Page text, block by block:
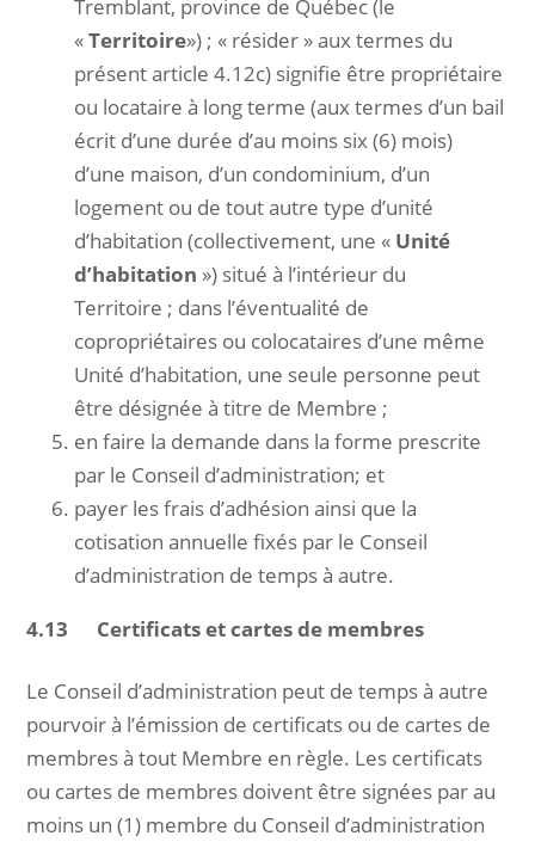
Tremblant, province de Québec (le
«Territoire») ; « résider » aux termes du
présent article 4.12c) signifie être propriétaire
ou locataire à long terme (aux termes d’un bail
écrit d’une durée d’au moins six (6) mois)
d’une maison, d’un condominium, d’un
logement ou de tout autre type d’unité
d’habitation (collectivement, une « Unité
d’habitation ») situé à l’intérieur du
Territoire ; dans l’éventualité de
copropriétaires ou colocataires d’une même
Unité d’habitation, une seule personne peut
être désignée à titre de Membre ;
en faire la demande dans la forme prescrite
par le Conseil d’administration; et
payer les frais d’adhésion ainsi que la
cotisation annuelle fixés par le Conseil
d’administration de temps à autre.
4.13 Certificats et cartes de membres
Le Conseil d’administration peut de temps à autre
pourvoir à l’émission de certificats ou de cartes de
membres à tout Membre en règle. Les certificats
ou cartes de membres doivent être signées par au
moins un (1) membre du Conseil d’administration